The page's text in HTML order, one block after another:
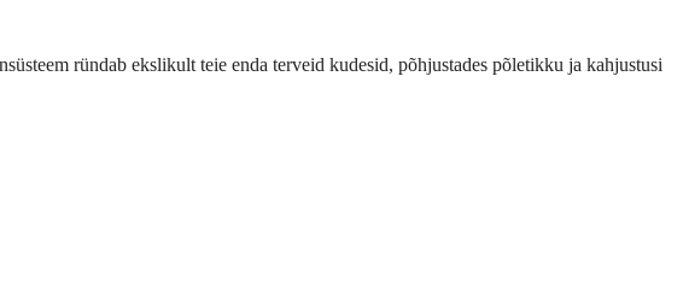
ründab ekslikult teie enda terveid kudesid, põhjustades põletikku ja kahjustusi